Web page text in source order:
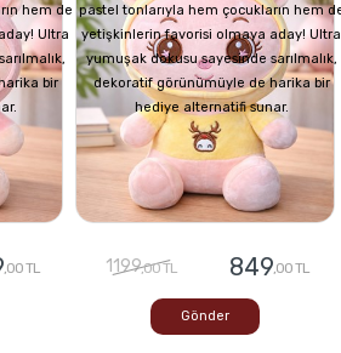
hem de
Ultra
bir
,00 TL
pastel tonlarıyla hem çocukların hem
yetişkinlerin favorisi olmaya aday! Ultra
yumuşak dokusu sayesinde sarılmalık,
dekoratif görünümüyle de harika bir
hediye alternatifi sunar.
1199,00 TL 849,00 TL
Gönder